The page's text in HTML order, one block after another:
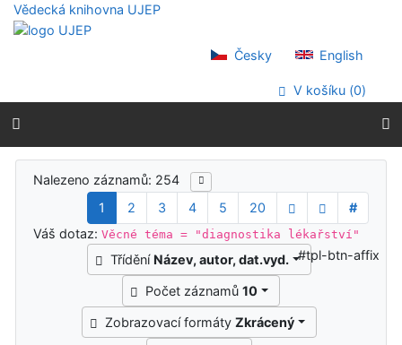
Přejít na obsah
Přejít na menu
Prohlášení o webové přístupnosti
Vědecká knihovna UJEP
Česky English
V košíku (0)
Výsledky vyhledávání
Nalezeno záznamů: 254
1
2 3 4 5 20
#
Váš dotaz:Věcné téma = "diagnostika lékařství"
Třídění Název, autor, dat.vyd.
Počet záznamů 10
Zobrazovací formáty Zkrácený
#tpl-btn-affix